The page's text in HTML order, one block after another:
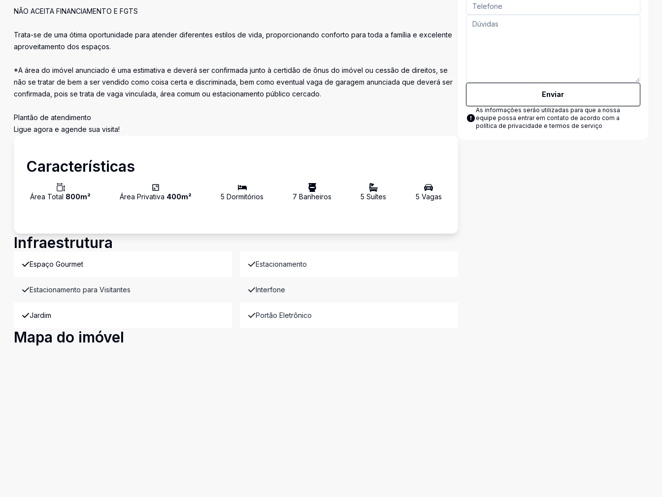
NÃO ACEITA FINANCIAMENTO E FGTS
Trata-se de uma ótima oportunidade para atender diferentes estilos de vida, proporcionando conforto para toda a família e excelente
aproveitamento dos espaços.
*A área do imóvel anunciado é uma estimativa e deverá ser confirmada junto à certidão de ônus do imóvel ou cessão de direitos, se
não se tratar de bem a ser vendido como coisa certa e discriminada, bem como eventual vaga de garagem anunciada que deverá ser
confirmada, pois se trata de vaga vinculada, área comum ou estacionamento público cercado.
Plantão de atendimento
Ligue agora e agende sua visita!
Características
Área Total 800m² Área Privativa 400m² 5 Dormitórios 7 Banheiros 5 Suítes 5 Vagas
Infraestrutura
Espaço Gourmet Estacionamento
Estacionamento para Visitantes Interfone
Jardim Portão Eletrônico
Mapa do imóvel
Enviar
As informações serão utilizadas para que a nossa
equipe possa entrar em contato de acordo com a
política de privacidade e termos de serviço